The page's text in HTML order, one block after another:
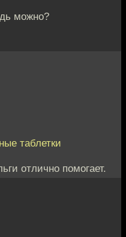
можно?
таблетки
отлично помогает.